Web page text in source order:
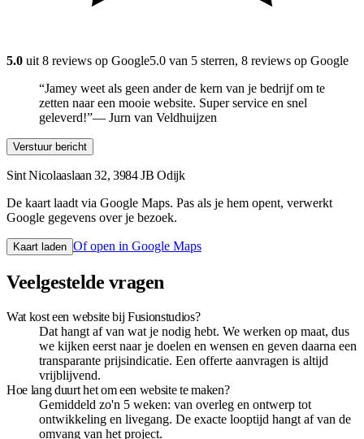
5.0 uit 8 reviews op Google5.0 van 5 sterren, 8 reviews op Google
“Jamey weet als geen ander de kern van je bedrijf om te
zetten naar een mooie website. Super service en snel
geleverd!”— Jurn van Veldhuijzen
Verstuur bericht
Sint Nicolaaslaan 32, 3984 JB Odijk
De kaart laadt via Google Maps. Pas als je hem opent, verwerkt
Google gegevens over je bezoek.
Kaart laden Of open in Google Maps
Veelgestelde vragen
Wat kost een website bij Fusionstudios?
Dat hangt af van wat je nodig hebt. We werken op maat, dus
we kijken eerst naar je doelen en wensen en geven daarna een
transparante prijsindicatie. Een offerte aanvragen is altijd
vrijblijvend.
Hoe lang duurt het om een website te maken?
Gemiddeld zo'n 5 weken: van overleg en ontwerp tot
ontwikkeling en livegang. De exacte looptijd hangt af van de
omvang van het project.